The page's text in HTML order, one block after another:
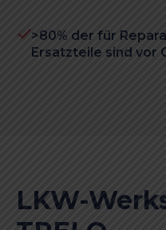
>80% der für
Ersatzteile sind vor
LKW-